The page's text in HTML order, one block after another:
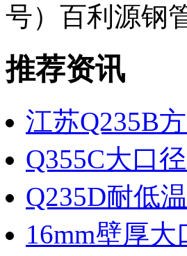
号）百利源钢
推荐资讯
江苏Q235B
Q355C大口
Q235D耐低
16mm壁厚